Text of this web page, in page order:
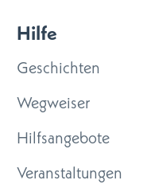
Hilfe
Geschichten
Wegweiser
Hilfsangebote
Veranstaltungen